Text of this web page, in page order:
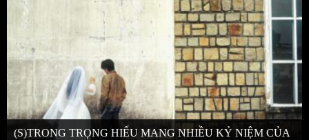
(S)TRONG TRỌNG HIẾU MANG NHIỀU KỶ NIỆM CỦA